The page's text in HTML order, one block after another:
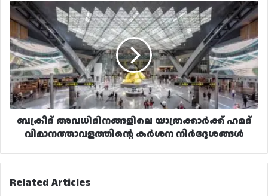
ബക്രീദ്
അവധിദിനങ്ങളിലെ
യാത്രക്കാർക്ക്
ഹമദ്
വിമാനത്താവളത്തിന്റെ
കർശന
നിർദ്ദേശങ്ങൾ
ബക്രീദ് അവധിദിനങ്ങളിലെ യാത്രക്കാർക്ക് ഹമദ്
വിമാനത്താവളത്തിന്റെ കർശന നിർദ്ദേശങ്ങൾ
Related Articles